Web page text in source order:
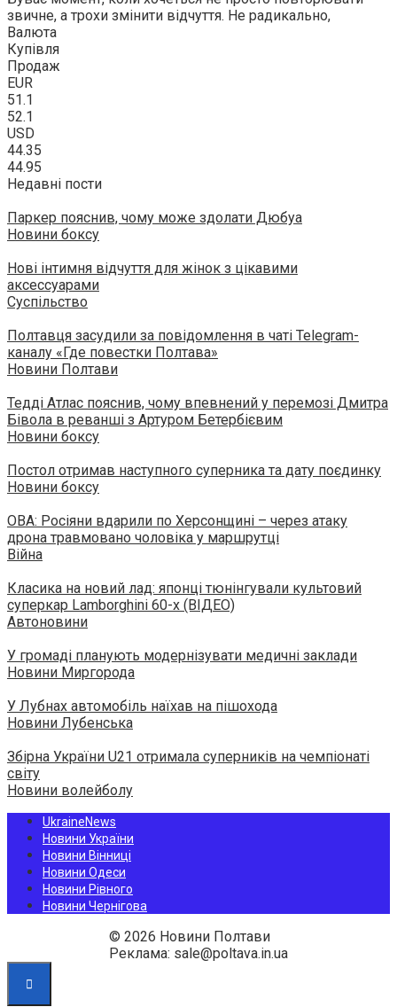
звичне, а трохи змінити відчуття. Не радикально,
Валюта
Купівля
Продаж
EUR
51.1
52.1
USD
44.35
44.95
Недавні пости
Паркер пояснив, чому може здолати Дюбуа
Новини боксу
Нові інтимня відчуття для жінок з цікавими
аксессуарами
Суспільство
Полтавця засудили за повідомлення в чаті Telegram-
каналу «Где повестки Полтава»
Новини Полтави
Тедді Атлас пояснив, чому впевнений у перемозі Дмитра
Бівола в реванші з Артуром Бетербієвим
Новини боксу
Постол отримав наступного суперника та дату поєдинку
Новини боксу
ОВА: Росіяни вдарили по Херсонщині – через атаку
дрона травмовано чоловіка у маршрутці
Війна
Класика на новий лад: японці тюнінгували культовий
суперкар Lamborghini 60-х (ВІДЕО)
Автоновини
У громаді планують модернізувати медичні заклади
Новини Миргорода
У Лубнах автомобіль наїхав на пішохода
Новини Лубенська
Збірна України U21 отримала суперників на чемпіонаті
світу
Новини волейболу
UkraineNews
Новини України
Новини Вінниці
Новини Одеси
Новини Рівного
Новини Чернігова
© 2026 Новини Полтави
Реклама: sale@poltava.in.ua